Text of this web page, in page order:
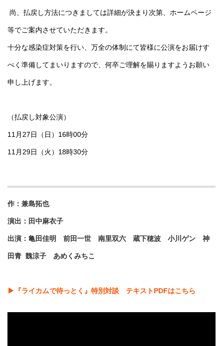
尚、払戻し方法につきましては詳細が決まり次第、ホームページ
等でご案内させていただきます。
十分な感染症対策を行い、万全の体制にて皆様に公演をお届けす
べく準備してまいりますので、何卒ご理解を賜りますようお願い
申し上げます。
（払戻し対象公演）
11月27日（日）16時00分
11月29日（火）18時30分
作：兼島拓也
演出：田中麻衣子
出演：亀田佳明 前田一世 南里双六 蔵下穂波 小川ゲン 神
田青 魏涼子 あめくみちこ
▶『ライカムで待っとく』特別対談 テキストPDFはこちら